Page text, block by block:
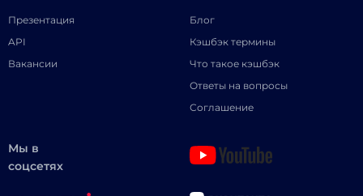
Презентация
API
Вакансии
Блог
Кэшбэк термины
Что такое кэшбэк
Ответы на вопросы
Соглашение
Мы в
соцсетях